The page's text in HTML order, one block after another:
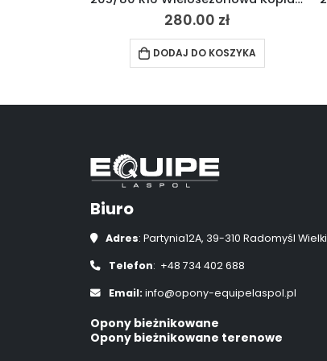
220.00 zł
DODAJ DO KOSZYKA
Biuro
Adres: Partynia12A, 39-310 Radomyśl Wielki
Telefon: +48 734 402 688
Email: info@opony-equipelaspol.pl
Opony bieżnikowane
Opony bieżnikowane terenowe